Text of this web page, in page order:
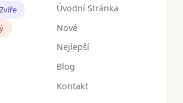
Zvíře
Úvodní Stránka
Nové
Nejlepší
Blog
Kontakt